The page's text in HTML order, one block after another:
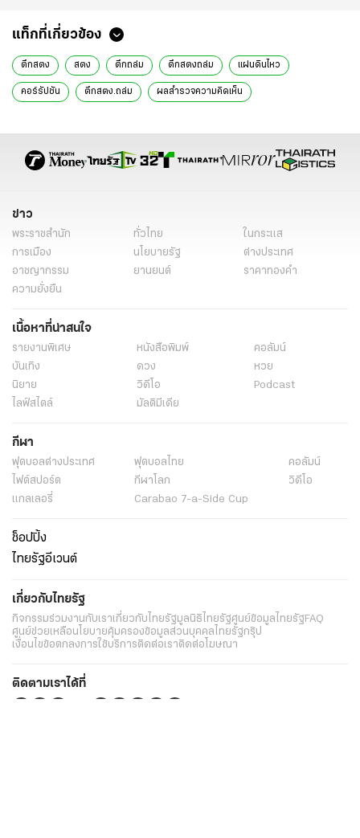
แท็กที่เกี่ยวข้อง
ตึกสตง สตง ตึกถล่ม ตึกสตงถล่ม แผ่นดินไหว
คอร์รัปชัน ตึกสตง.ถล่ม ผลสำรวจความคิดเห็น
กระบวนการตรวจสอบ งบประมาณภาครัฐ
ข่าว
พระราชสำนัก ทั่วไทย
ในกระแส
การเมือง
นโยบายรัฐ
ต่างประเทศ
อาชญากรรม
ยานยนต์
ราคาทองคำ
ความยั่งยืน
เนื้อหาที่น่าสนใจ
รายงานพิเศษ หนังสือพิมพ์
คอลัมน์
บันเทิง
ดวง
หวย
นิยาย
วิดีโอ
Podcast
ไลฟ์สไตล์
มัลติมีเดีย
กีฬา
ฟุตบอลต่่างประเทศ ฟุตบอลไทย
คอลัมน์
ไฟต์สปอร์ต
กีฬาโลก
วิดีโอ
แกลเลอรี่
Carabao 7-a-Side Cup
ช็อปปิ้ง
ไทยรัฐอีเวนต์
เกี่ยวกับไทยรัฐ
กิจกรรมร่วมงานกับเราเกี่ยวกับไทยรัฐมูลนิธิไทยรัฐศูนย์ข้อมูลไทยรัฐFAQ
ศูนย์ช่วยเหลือนโยบายคุ้มครองข้อมูลส่วนบุคคลไทยรัฐกรุ๊ป
เงื่อนไขข้อตกลงการใช้บริการติดต่อเราติดต่อโฆษณา
ติดตามเราได้ที่